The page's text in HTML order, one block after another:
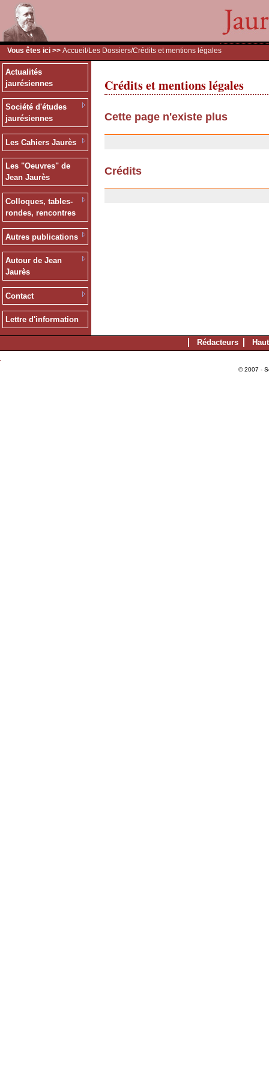
Vous êtes ici >> Accueil /Les Dossiers/Crédits et mentions légales
Actualités
jaurésiennes
Société d'études
jaurésiennes
Les Cahiers Jaurès
Les "Oeuvres" de
Jean Jaurès
Colloques, tables-
rondes, rencontres
Autres publications
Autour de Jean
Jaurès
Contact
Lettre d'information
Crédits et mentions légales
Cette page n'existe plus
Crédits
Rédacteurs
© 2007 -